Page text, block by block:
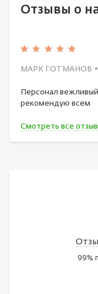
Отзывы о
МАРК ГОТМАНОВ
Персонал
рекомендую всем
Смотреть все
99%